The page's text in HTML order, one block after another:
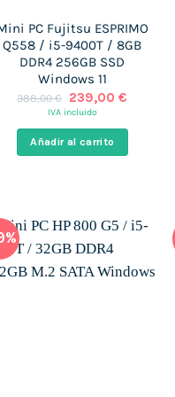
PC Fujitsu ESPRIMO
Q558 / i5-9400T / 8GB
DDR4 256GB SSD
Windows 11
388,00€
El
precio
era:
388,00 €.
239,00€
es:
IVA incluido
Añadir al carrito